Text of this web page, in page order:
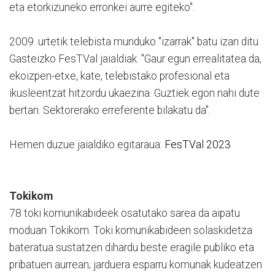
eta etorkizuneko erronkei aurre egiteko".
2009. urtetik telebista munduko "izarrak" batu izan ditu
Gasteizko FesTVal jaialdiak. "Gaur egun errealitatea da,
ekoizpen-etxe, kate, telebistako profesional eta
ikusleentzat hitzordu ukaezina. Guztiek egon nahi dute
bertan. Sektorerako erreferente bilakatu da".
Hemen duzue jaialdiko egitaraua: FesTVal 2023
Tokikom
78 toki komunikabideek osatutako sarea da aipatu
moduan Tokikom. Toki komunikabideen solaskidetza
bateratua sustatzen dihardu beste eragile publiko eta
pribatuen aurrean; jarduera esparru komunak kudeatzen